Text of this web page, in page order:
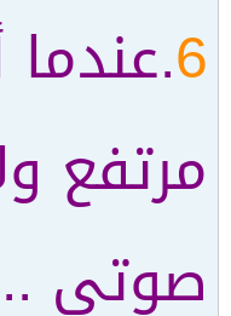
6
مرتفع
صوتي